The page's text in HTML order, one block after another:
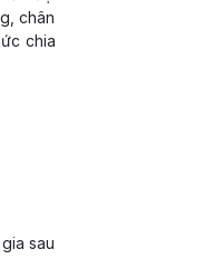
chân
chia
sau